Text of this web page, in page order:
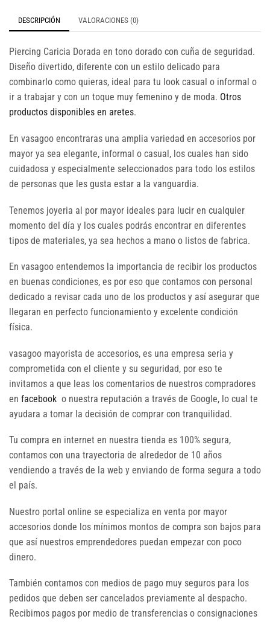
DESCRIPCIÓN VALORACIONES (0)
Piercing Caricia Dorada en tono dorado con cuña de seguridad.
Diseño divertido, diferente con un estilo delicado para
combinarlo como quieras, ideal para tu look casual o informal o
ir a trabajar y con un toque muy femenino y de moda. Otros
productos disponibles en aretes.
En vasagoo encontraras una amplia variedad en accesorios por
mayor ya sea elegante, informal o casual, los cuales han sido
cuidadosa y especialmente seleccionados para todo los estilos
de personas que les gusta estar a la vanguardia.
Tenemos joyeria al por mayor ideales para lucir en cualquier
momento del día y los cuales podrás encontrar en diferentes
tipos de materiales, ya sea hechos a mano o listos de fabrica.
En vasagoo entendemos la importancia de recibir los productos
en buenas condiciones, es por eso que contamos con personal
dedicado a revisar cada uno de los productos y así asegurar que
llegaran en perfecto funcionamiento y excelente condición
física.
vasagoo mayorista de accesorios, es una empresa seria y
comprometida con el cliente y su seguridad, por eso te
invitamos a que leas los comentarios de nuestros compradores
en facebook o nuestra reputación a través de Google, lo cual te
ayudara a tomar la decisión de comprar con tranquilidad.
Tu compra en internet en nuestra tienda es 100% segura,
contamos con una trayectoria de alrededor de 10 años
vendiendo a través de la web y enviando de forma segura a todo
el país.
Nuestro portal online se especializa en venta por mayor
accesorios donde los mínimos montos de compra son bajos para
que así nuestros emprendedores puedan empezar con poco
dinero.
También contamos con medios de pago muy seguros para los
pedidos que deben ser cancelados previamente al despacho.
Recibimos pagos por medio de transferencias o consignaciones